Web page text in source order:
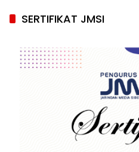
SERTIFIKAT JMSI